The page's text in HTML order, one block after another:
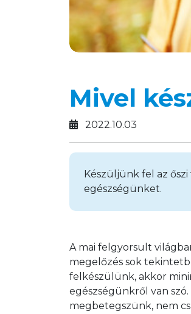
Mivel
2022.10.03
Készüljünk fel az
egészségünket.
A mai felgyorsult
megelőzés sok
felkészülünk, akkor
egészségünkről van
megbetegszünk, nem